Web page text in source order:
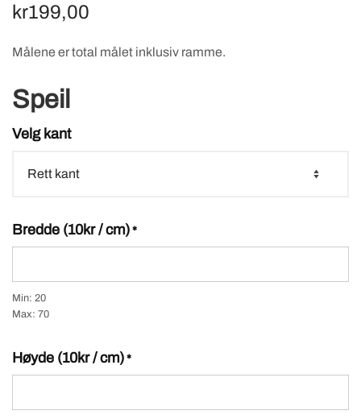
kr199,00
Målene er total målet inklusiv ramme.
Speil
Velg kant
Bredde (10kr / cm)*
Min: 20
Max: 70
Høyde (10kr / cm)*